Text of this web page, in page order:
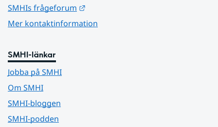
SMHIs frågeforum
Mer kontaktinformation
SMHI-länkar
Jobba på SMHI
Om SMHI
SMHI-bloggen
SMHI-podden